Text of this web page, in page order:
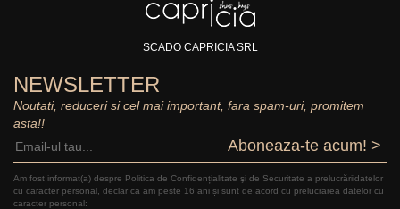
SCADO CAPRICIA SRL
NEWSLETTER
Noutati, reduceri si cel mai important, fara spam-uri, promitem
asta!!
Aboneaza-te acum! >
Am fost informat(a) despre Politica de Confidențialitate şi de Securitate a prelucrăriidatelor
cu caracter personal, declar ca am peste 16 ani și sunt de acord cu prelucrarea datelor cu
caracter personal: